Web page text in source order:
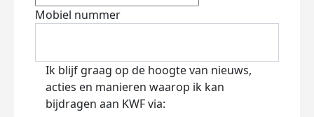
Mobiel nummer
Ik blijf graag op de hoogte van nieuws,
acties en manieren waarop ik kan
bijdragen aan KWF via: